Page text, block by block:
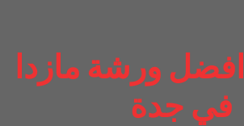
افضل ورشة مازدا
في جدة